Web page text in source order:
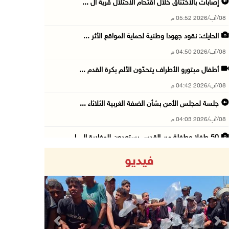
إصابات بالاختناق خلال اقتحام الاحتلال قرية ال ...
08/آب/2026 05:52 م
الحايك: نقود جهودا وطنية لحماية المواقع الأثر ...
08/آب/2026 04:50 م
أطفال مبتورو الأطراف يتحدّون الألم بكرة القدم ...
08/آب/2026 04:42 م
جلسة لمجلس الأمن بشأن الضفة الغربية الثلاثاء ...
08/آب/2026 04:03 م
50 طفلا وطفلة من القدس يستعدون للمغادرة إلى ا ...
08/آب/2026 02:37 م
إصابتان في هجوم للمستعمرين الإرهابيين على بيت ...
08/آب/2026 02:26 م
فيديو
Previous Next